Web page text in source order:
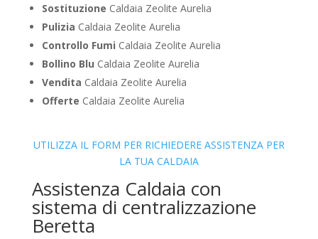
Sostituzione Caldaia Zeolite Aurelia
Pulizia Caldaia Zeolite Aurelia
Controllo Fumi Caldaia Zeolite Aurelia
Bollino Blu Caldaia Zeolite Aurelia
Vendita Caldaia Zeolite Aurelia
Offerte Caldaia Zeolite Aurelia
UTILIZZA IL FORM PER RICHIEDERE ASSISTENZA PER
LA TUA CALDAIA
Assistenza Caldaia con
sistema di centralizzazione
Beretta